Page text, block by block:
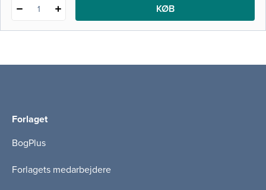
1 KØB
Forlaget
BogPlus
Forlagets medarbejdere